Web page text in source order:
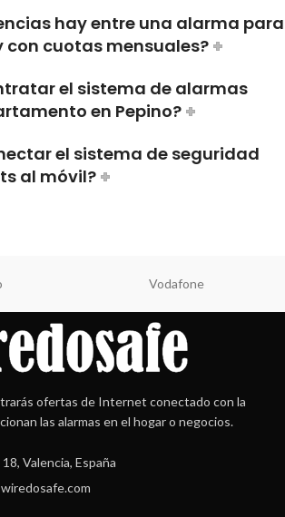
hay entre una alarma para
con cuotas mensuales?
el sistema de alarmas
en Pepino?
el sistema de seguridad
al móvil?
Vodafone
ofertas de Internet conectado con la
las alarmas en el hogar o negocios.
Valencia, España